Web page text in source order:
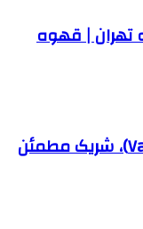
تهران | قهوه
زرپالایش عصر صنعت (ValveSend)، شریک مطمئن